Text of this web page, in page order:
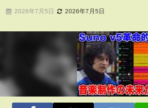
2026年7月5日 2026年7月5日